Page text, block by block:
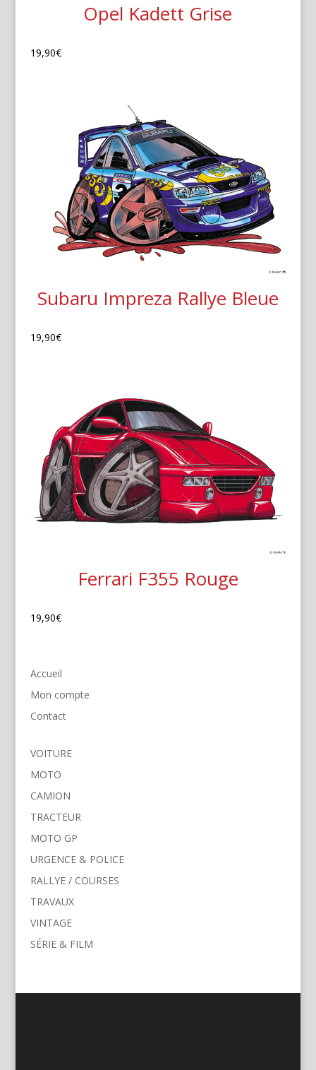
Opel Kadett Grise
19,90€
Subaru Impreza Rallye Bleue
19,90€
Ferrari F355 Rouge
19,90€
Accueil
Mon compte
Contact
VOITURE
MOTO
CAMION
TRACTEUR
MOTO GP
URGENCE & POLICE
RALLYE / COURSES
TRAVAUX
VINTAGE
SÉRIE & FILM